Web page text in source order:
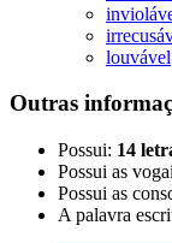
louvável
Outras
Possui: 14
Possui as
Possui as
A palavra